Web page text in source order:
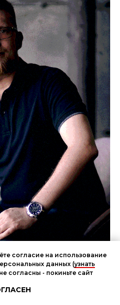
согласие на использование
данных (узнать
согласны - покиньте сайт